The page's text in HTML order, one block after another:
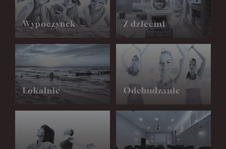
Wypoczynek Z dziećmi
Lokalnie Odchudzanie